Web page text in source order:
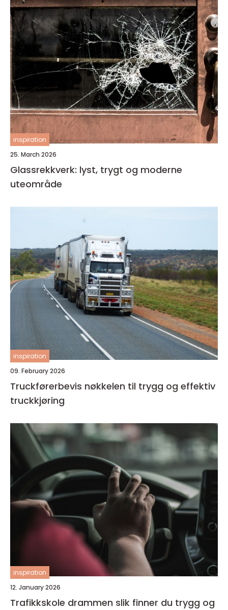
inspiration
25. March 2026
Glassrekkverk: lyst, trygt og moderne
uteområde
inspiration
09. February 2026
Truckførerbevis nøkkelen til trygg og effektiv
truckkjøring
inspiration
12. January 2026
Trafikkskole drammen slik finner du trygg og